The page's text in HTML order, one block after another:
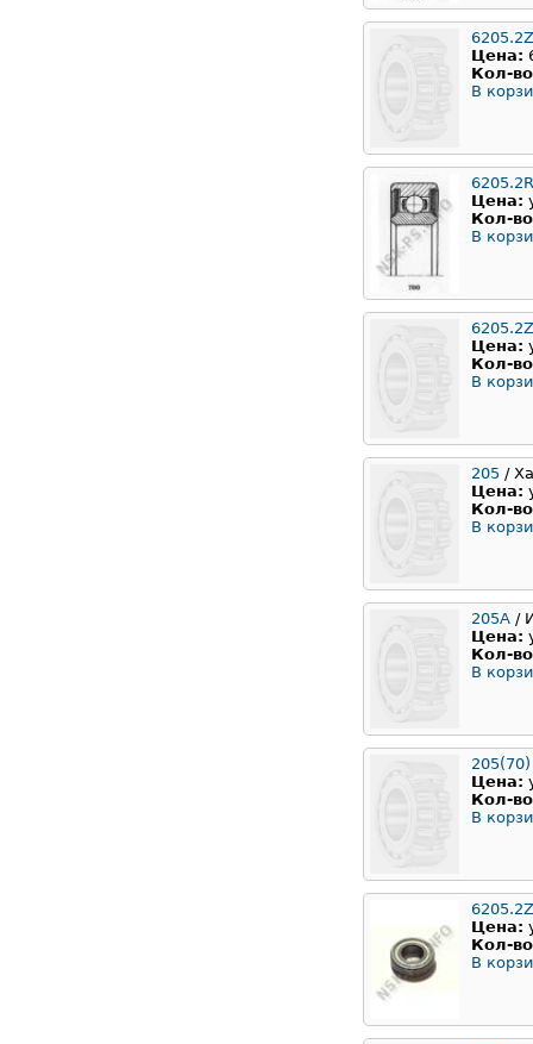
6205.2Z
Цена:
Кол-
В
Цена:
Кол-
В
Цена:
Кол-
В
205 /
Цена:
Кол-
В
205А /
Цена:
Кол-
В
205(70)
Цена:
Кол-
В
Цена:
Кол-
В